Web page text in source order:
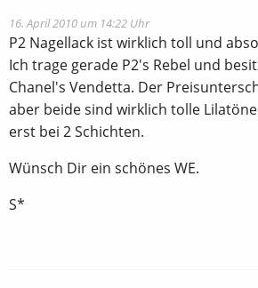
16. April 2010 um 14:22 Uhr
P2 Nagellack ist wirklich toll und
Ich trage gerade P2's Rebel und
Chanel's Vendetta. Der
aber beide sind wirklich tolle
erst bei 2 Schichten.
Wünsch Dir ein schönes WE.
S*